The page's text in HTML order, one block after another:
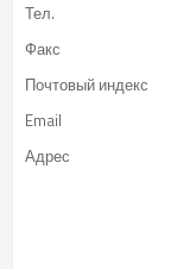
Тел.
Факс
Почтовый индекс
Email
Адрес